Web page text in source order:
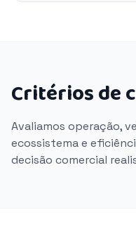
Critérios de
Avaliamos operação,
ecossistema e
decisão comercial